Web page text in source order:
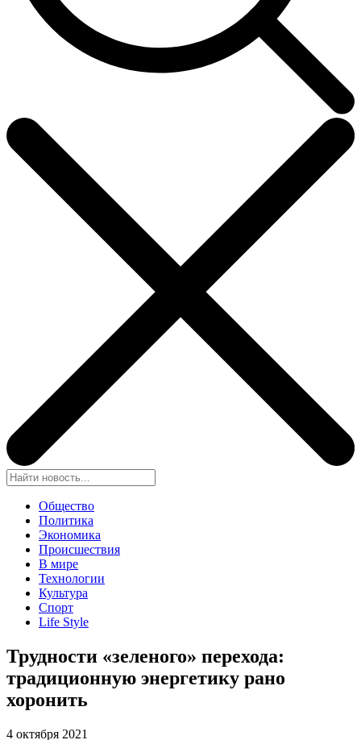
Общество
Политика
Экономика
Происшествия
В мире
Технологии
Культура
Спорт
Life Style
Трудности «зеленого» перехода:
традиционную энергетику рано
хоронить
4 октября 2021